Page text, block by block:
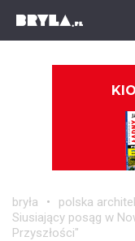
bryła
polska
Siusiający posąg w
Przyszłości"